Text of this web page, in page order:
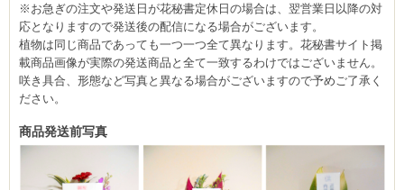
※お急ぎの注文や発送日が花秘書定休日の場合は、翌営業日以降の対
応となりますので発送後の配信になる場合がございます。
植物は同じ商品であっても一つ一つ全て異なります。花秘書サイト掲
載商品画像が実際の発送商品と全て一致するわけではございません。
咲き具合、形態など写真と異なる場合がございますので予めご了承く
ださい。
商品発送前写真